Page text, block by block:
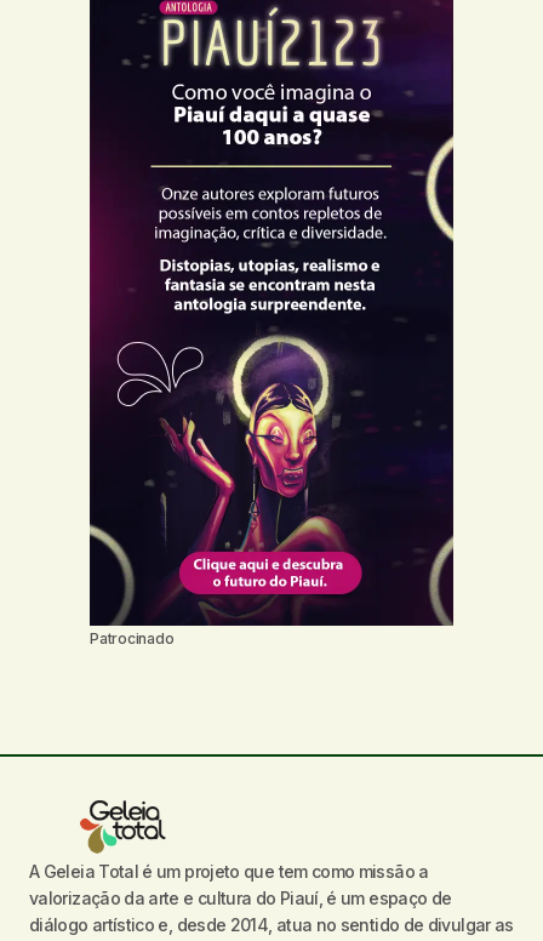
Patrocinado
A Geleia Total é um projeto que tem como missão a
valorização da arte e cultura do Piauí, é um espaço de
diálogo artístico e, desde 2014, atua no sentido de divulgar as